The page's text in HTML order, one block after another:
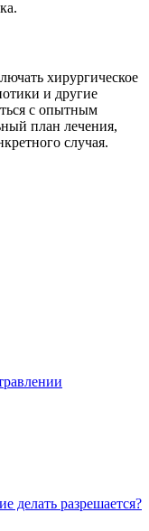
хирургическое
и другие
с опытным
план лечения,
случая.
делать разрешается?